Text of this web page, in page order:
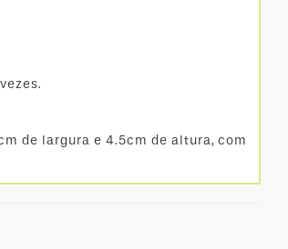
de largura e 4.5cm de altura, com